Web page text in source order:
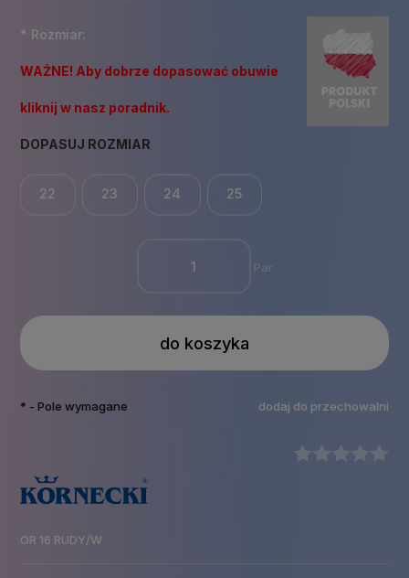
* Rozmiar:
WAŻNE! Aby dobrze dopasować obuwie
kliknij w nasz poradnik.
DOPASUJ ROZMIAR
22 23 24 25
Par
do koszyka
dodaj do przechowalni
* - Pole wymagane
OR 16 RUDY/W